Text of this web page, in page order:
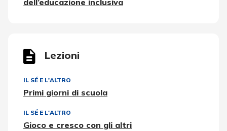
dell’educazione inclusiva
Lezioni
IL SÉ E L'ALTRO
Primi giorni di scuola
IL SÉ E L'ALTRO
Gioco e cresco con gli altri